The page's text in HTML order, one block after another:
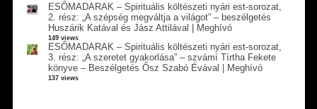
ESŐMADARAK – Spirituális költészeti nyári est-sorozat,
2. rész: „A szépség megváltja a világot” – beszélgetés
Huszárik Katával és Jász Attilával | Meghívó
149 views
ESŐMADARAK – Spirituális költészeti nyári est-sorozat,
3. rész: „A szeretet gyakorlása” – szvámí Tírtha Fekete
könyve – Beszélgetés Ősz Szabó Évával | Meghívó
137 views